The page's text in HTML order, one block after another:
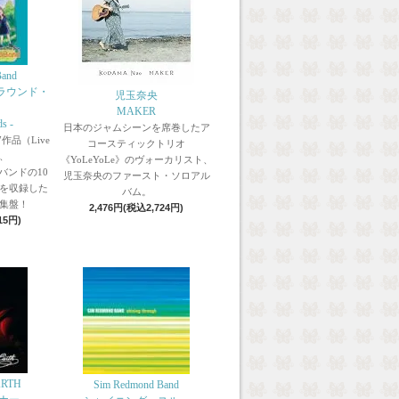
ウンド・
-
品（Live
ンドの10
収録した
盤！
円)
児玉奈央
MAKER
日本のジャムシーンを席巻したア
コースティックトリオ
《YoLeYoLe》のヴォーカリスト、
児玉奈央のファースト・ソロアル
バム。
2,476円(税込2,724円)
Sim Redmond Band